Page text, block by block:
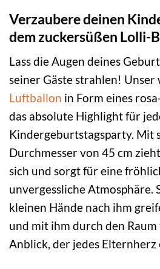
Verzaubere deinen
dem zuckersüßen Lolli-
Lass die Augen deines
seiner Gäste strahlen!
Luftballon in Form eines
das absolute Highlight für
Kindergeburtstagsparty. Mit
Durchmesser von 45 cm
sich und sorgt für eine
unvergessliche Atmosphäre.
kleinen Hände nach ihm
und mit ihm durch den Raum
Anblick, der jedes